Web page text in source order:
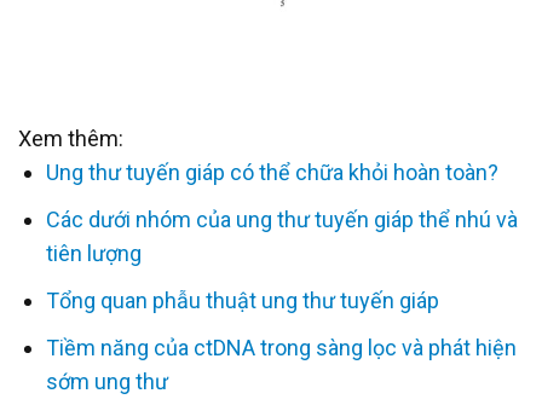
Xem thêm:
Ung thư tuyến giáp có thể chữa khỏi hoàn toàn?
Các dưới nhóm của ung thư tuyến giáp thể nhú và
tiên lượng
Tổng quan phẫu thuật ung thư tuyến giáp
Tiềm năng của ctDNA trong sàng lọc và phát hiện
sớm ung thư